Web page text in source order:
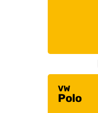
VW
Polo